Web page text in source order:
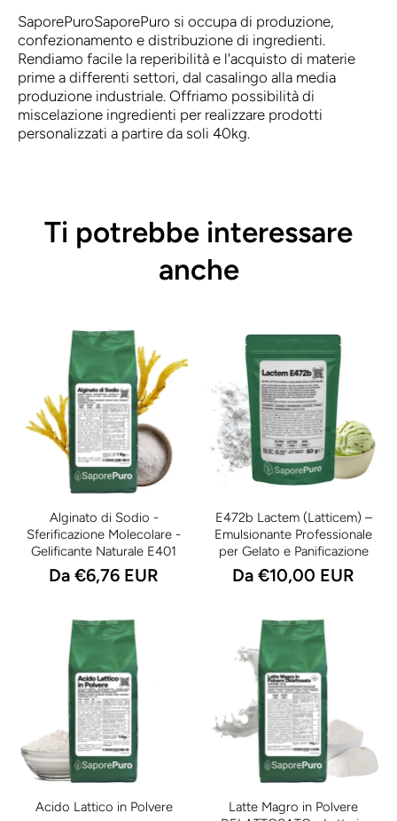
SaporePuroSaporePuro si occupa di produzione,
confezionamento e distribuzione di ingredienti.
Rendiamo facile la reperibilità e l'acquisto di materie
prime a differenti settori, dal casalingo alla media
produzione industriale. Offriamo possibilità di
miscelazione ingredienti per realizzare prodotti
personalizzati a partire da soli 40kg.
Ti potrebbe interessare
anche
Alginato di Sodio -
Sferificazione Molecolare -
Gelificante Naturale E401
Da €6,76 EUR
E472b Lactem (Latticem) –
Emulsionante Professionale
per Gelato e Panificazione
Da €10,00 EUR
Acido Lattico in Polvere
Latte Magro in Polvere